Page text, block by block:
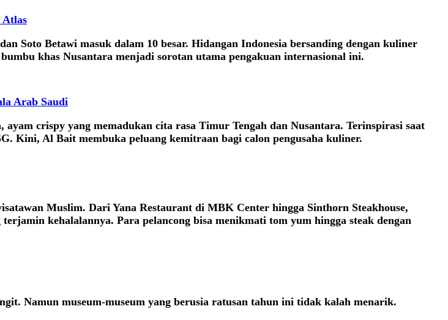
Atlas
Soto Betawi masuk dalam 10 besar. Hidangan Indonesia bersanding dengan kuliner
khas Nusantara menjadi sorotan utama pengakuan internasional ini.
Arab Saudi
crispy yang memadukan cita rasa Timur Tengah dan Nusantara. Terinspirasi saat
Kini, Al Bait membuka peluang kemitraan bagi calon pengusaha kuliner.
Muslim. Dari Yana Restaurant di MBK Center hingga Sinthorn Steakhouse,
kehalalannya. Para pelancong bisa menikmati tom yum hingga steak dengan
Namun museum-museum yang berusia ratusan tahun ini tidak kalah menarik.